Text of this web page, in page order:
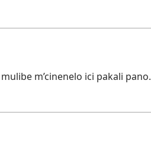
m’cinenelo ici pakali pano.